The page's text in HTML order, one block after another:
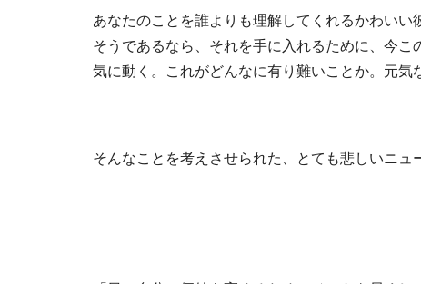
あなたのことを誰よりも理解してくれるかわいい
そうであるなら、それを手に入れるために、今
気に動く。これがどんなに有り難いことか。元気
そんなことを考えさせられた、とても悲しいニュ